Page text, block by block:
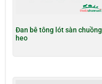
Đan bê tông lót sàn chuồng
heo